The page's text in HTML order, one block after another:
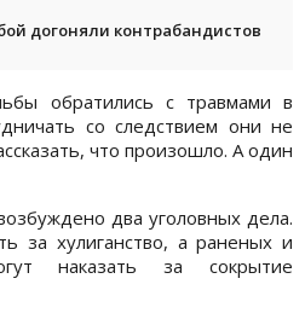
догоняли контрабандистов
обратились с травмами в
со следствием они не
что произошло. А один
два уголовных дела.
за хулиганство, а раненых и
наказать за сокрытие